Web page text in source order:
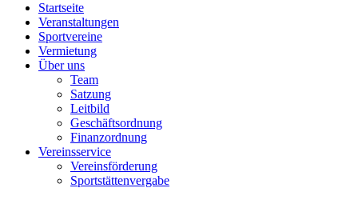
Startseite
Veranstaltungen
Sportvereine
Vermietung
Über uns
Team
Satzung
Leitbild
Geschäftsordnung
Finanzordnung
Vereinsservice
Vereinsförderung
Sportstättenvergabe